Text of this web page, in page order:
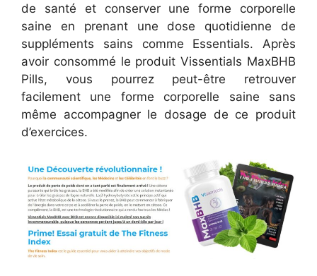
de santé et conserver une forme corporelle
saine en prenant une dose quotidienne de
suppléments sains comme Essentials. Après
avoir consommé le produit Vissentials MaxBHB
Pills, vous pourrez peut-être retrouver
facilement une forme corporelle saine sans
même accompagner le dosage de ce produit
d’exercices.